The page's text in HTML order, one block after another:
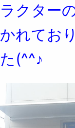
ラクター
かれてお
た(^^♪